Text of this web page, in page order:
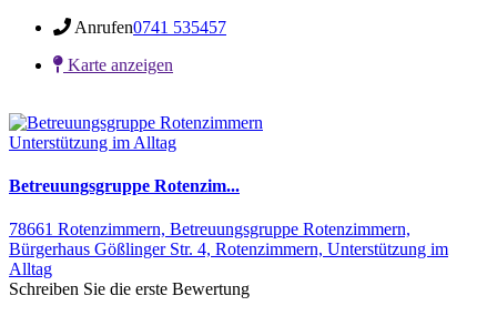
Anrufen0741 535457
Karte anzeigen
Unterstützung im Alltag
Betreuungsgruppe Rotenzim...
78661 Rotenzimmern, Betreuungsgruppe Rotenzimmern,
Bürgerhaus Gößlinger Str. 4, Rotenzimmern, Unterstützung im
Alltag
Schreiben Sie die erste Bewertung